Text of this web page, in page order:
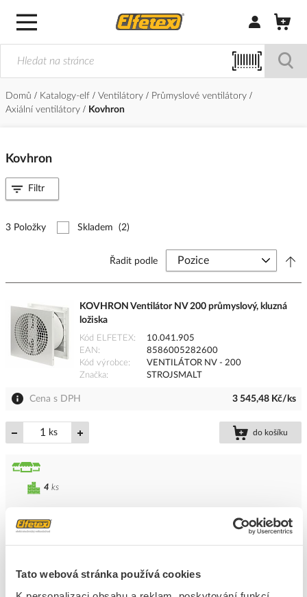
Tato webová stránka používá cookies
Přihlásit/
Domů Katalogy-elf Ventilátory
Průmyslové ventilátory
Axiální ventilátory
Kovhron
Kovhron
3 Položky Skladem (2)
Řadit podle
KOVHRON Ventilátor NV 200 průmyslový, kluzná
ložiska
Kód ELFETEX
10.041.905
EAN
8586005282600
Kód výrobce
VENTILÁTOR NV - 200
Značka
STROJSMALT
Cena s DPH 3 545,48 Kč/ks
ks do košíku
4 ks
Filtr